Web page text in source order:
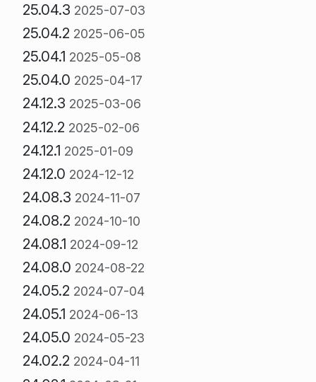
25.04.3 2025-07-03
25.04.2 2025-06-05
25.04.1 2025-05-08
25.04.0 2025-04-17
24.12.3 2025-03-06
24.12.2 2025-02-06
24.12.1 2025-01-09
24.12.0 2024-12-12
24.08.3 2024-11-07
24.08.2 2024-10-10
24.08.1 2024-09-12
24.08.0 2024-08-22
24.05.2 2024-07-04
24.05.1 2024-06-13
24.05.0 2024-05-23
24.02.2 2024-04-11